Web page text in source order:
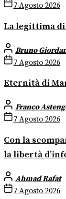
7 Agosto 2026
La legittima
Bruno
7 Agosto 2026
Eternità di
Franco
7 Agosto 2026
Con la
la libertà
Ahmad Rafat
7 Agosto 2026